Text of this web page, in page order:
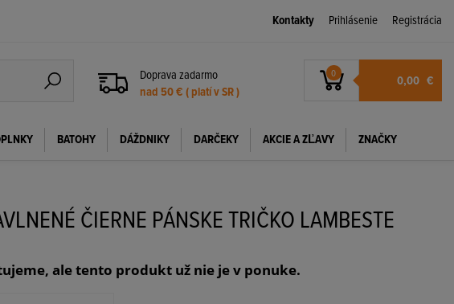
Kontakty Prihlásenie Registrácia
Doprava zadarmo
nad 50 € ( platí v SR )
0 0,00 €
BATOHY DÁŽDNIKY DARČEKY AKCIE A ZĽAVY ZNAČKY
ČIERNE PÁNSKE TRIČKO LAMBESTE
ale tento produkt už nie je v ponuke.